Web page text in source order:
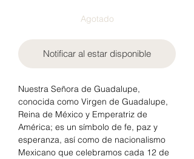
Agotado
Notificar al estar disponible
Nuestra Señora de Guadalupe,
conocida como Virgen de Guadalupe,
Reina de México y Emperatriz de
América; es un símbolo de fe, paz y
esperanza, así como de nacionalismo
Mexicano que celebramos cada 12 de